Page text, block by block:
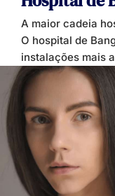
A maior cadeia
O hospital de
instalações mais